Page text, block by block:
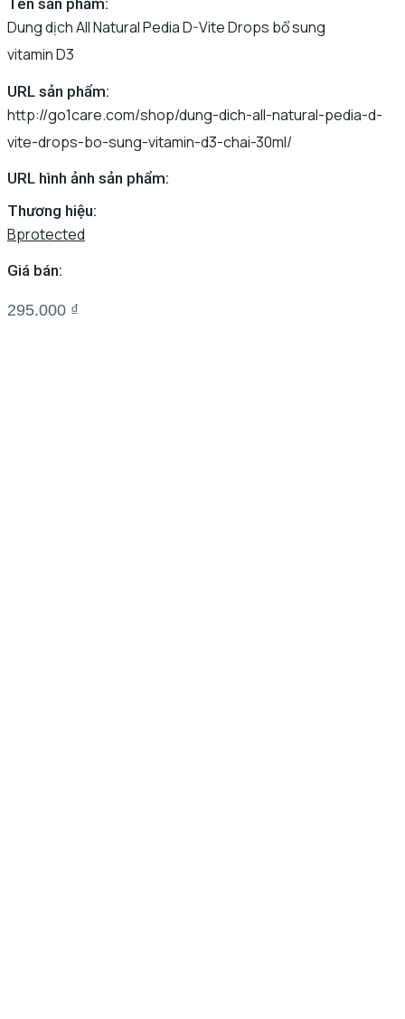
Tên sản phẩm:
Dung dịch All Natural Pedia D-Vite Drops bổ sung
vitamin D3
URL sản phẩm:
http://go1care.com/shop/dung-dich-all-natural-pedia-d-
vite-drops-bo-sung-vitamin-d3-chai-30ml/
URL hình ảnh sản phẩm:
Thương hiệu:
Bprotected
Giá bán:
295.000 ₫